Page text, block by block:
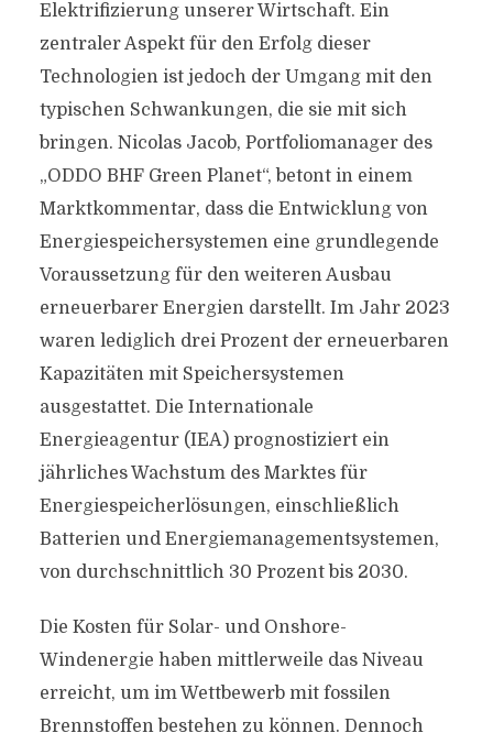
Elektrifizierung unserer Wirtschaft. Ein
zentraler Aspekt für den Erfolg dieser
Technologien ist jedoch der Umgang mit den
typischen Schwankungen, die sie mit sich
bringen. Nicolas Jacob, Portfoliomanager des
„ODDO BHF Green Planet“, betont in einem
Marktkommentar, dass die Entwicklung von
Energiespeichersystemen eine grundlegende
Voraussetzung für den weiteren Ausbau
erneuerbarer Energien darstellt. Im Jahr 2023
waren lediglich drei Prozent der erneuerbaren
Kapazitäten mit Speichersystemen
ausgestattet. Die Internationale
Energieagentur (IEA) prognostiziert ein
jährliches Wachstum des Marktes für
Energiespeicherlösungen, einschließlich
Batterien und Energiemanagementsystemen,
von durchschnittlich 30 Prozent bis 2030.
Die Kosten für Solar- und Onshore-
Windenergie haben mittlerweile das Niveau
erreicht, um im Wettbewerb mit fossilen
Brennstoffen bestehen zu können. Dennoch